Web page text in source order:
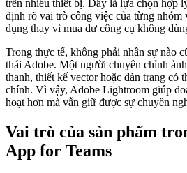
trên nhiều thiết bị. Đây là lựa chọn hợp
định rõ vai trò công việc của từng nhóm
dụng thay vì mua dư công cụ không
Trong thực tế, không phải nhân sự nào
thái Adobe. Một người chuyên chỉnh
thanh, thiết kế vector hoặc dàn trang có
chính. Vì vậy, Adobe Lightroom giúp
hoạt hơn mà vẫn giữ được sự chuyên
Vai trò của sản phẩm
App for Teams